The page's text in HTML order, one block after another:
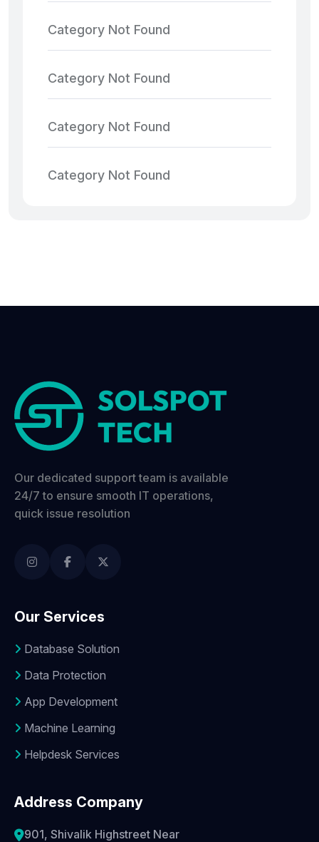
Category Not Found
Category Not Found
Category Not Found
Category Not Found
Our dedicated support team is available
24/7 to ensure smooth IT operations,
quick issue resolution
Our Services
Database Solution
Data Protection
App Development
Machine Learning
Helpdesk Services
Address Company
901, Shivalik Highstreet Near